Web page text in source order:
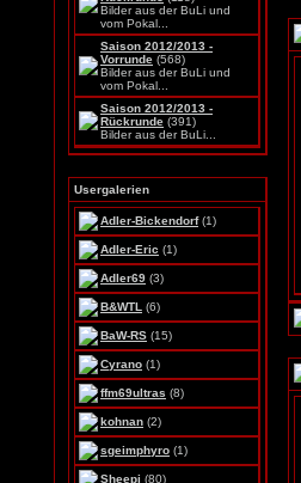
Bilder aus der BuLi und
vom Pokal...
Saison 2012/2013 -
Vorrunde (568)
Bilder aus der BuLi und
vom Pokal...
Saison 2012/2013 -
Rückrunde (391)
Bilder aus der BuLi...
Usergalerien
Adler-Bickendorf(1)
Adler-Eric (1)
Adler69 (3)
B&WTL (6)
BaW-RS (15)
Cyrano (1)
ffm69ultras (8)
kohnan (2)
sgeimphyro (1)
Sheepi (80)